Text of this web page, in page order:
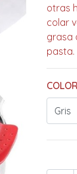
otras
colar
grasa
pasta.
COLOR